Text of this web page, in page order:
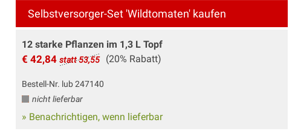
Selbstversorger-Set 'Wildtomaten' kaufen
12 starke Pflanzen im 1,3 L Topf
€ 42,84 statt 53,55 (20% Rabatt)
Bestell-Nr. lub 247140
nicht lieferbar
» Benachrichtigen, wenn lieferbar